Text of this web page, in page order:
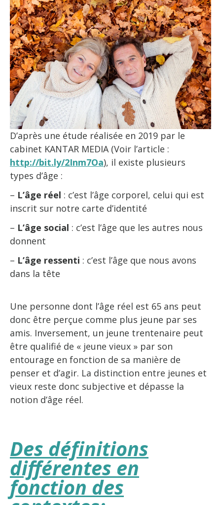
D’après une étude réalisée en 2019 par le
cabinet KANTAR MEDIA (Voir l’article :
http://bit.ly/2Inm7Oa), il existe plusieurs
types d’âge :
– L’âge réel : c’est l’âge corporel, celui qui est
inscrit sur notre carte d’identité
– L’âge social : c’est l’âge que les autres nous
donnent
– L’âge ressenti : c’est l’âge que nous avons
dans la tête
Une personne dont l’âge réel est 65 ans peut
donc être perçue comme plus jeune par ses
amis. Inversement, un jeune trentenaire peut
être qualifié de « jeune vieux » par son
entourage en fonction de sa manière de
penser et d’agir. La distinction entre jeunes et
vieux reste donc subjective et dépasse la
notion d’âge réel.
Des définitions
différentes en
fonction des